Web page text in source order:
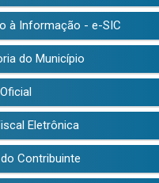
à Informação - e-SIC
do Município
Eletrônica
Contribuinte